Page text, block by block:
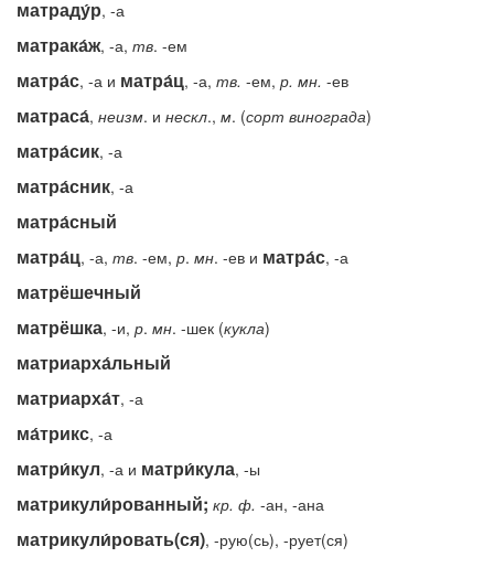
матраду́р, -а
матрака́ж, -а, тв. -ем
матра́с, -а и матра́ц, -а, тв. -ем, р. мн. -ев
матраса́, неизм. и нескл., м. (сорт винограда)
матра́сик, -а
матра́сник, -а
матра́сный
матра́ц, -а, тв. -ем, р. мн. -ев и матра́с, -а
матрёшечный
матрёшка, -и, р. мн. -шек (кукла)
матриарха́льный
матриарха́т, -а
ма́трикс, -а
матри́кул, -а и матри́кула, -ы
матрикули́рованный; кр. ф. -ан, -ана
матрикули́ровать(ся), -рую(сь), -рует(ся)